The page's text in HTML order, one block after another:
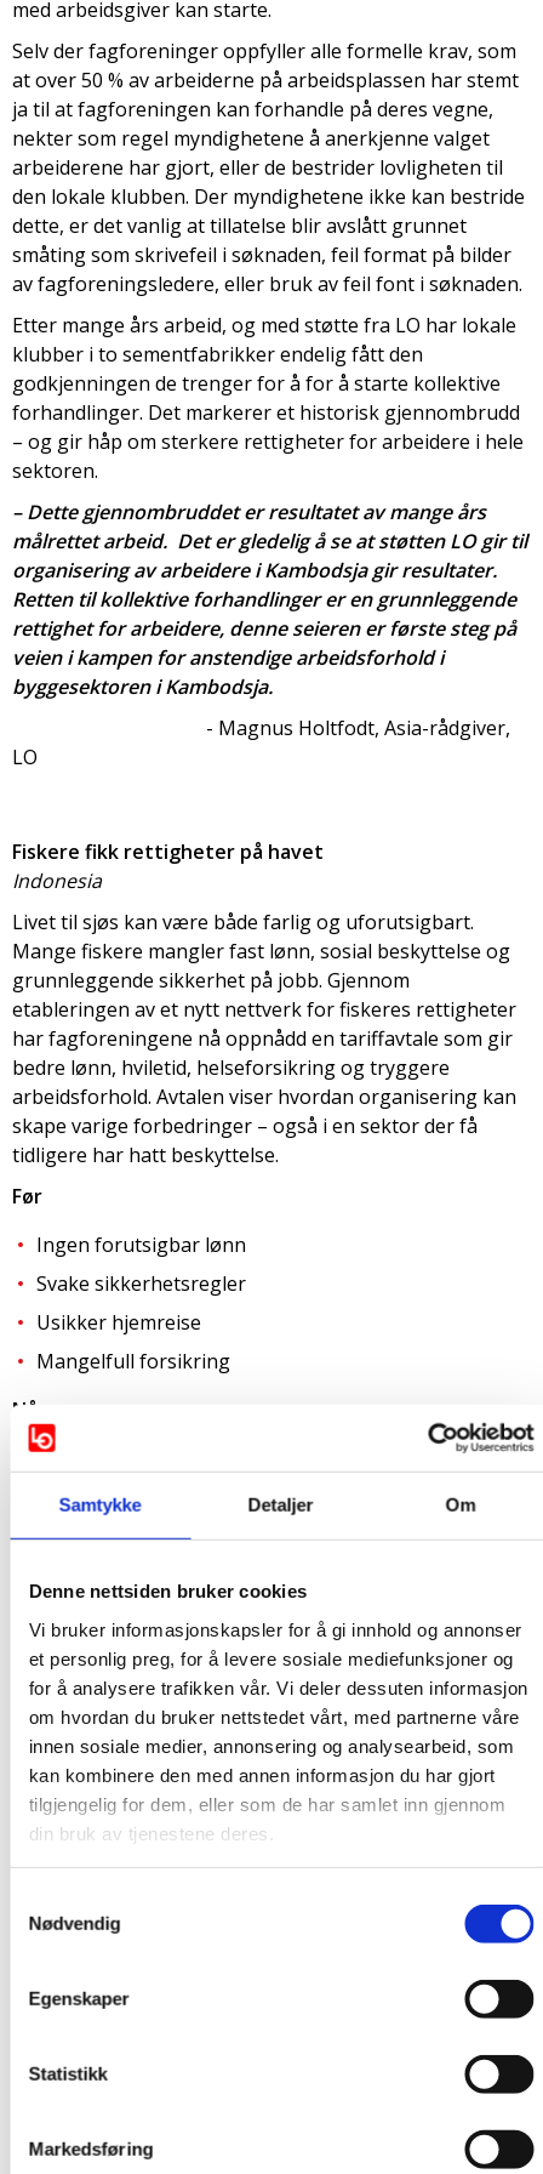
Samtykke Detaljer Om
Denne nettsiden bruker cookies
Vi bruker informasjonskapsler for å gi innhold og annonser
et personlig preg, for å levere sosiale mediefunksjoner og
for å analysere trafikken vår. Vi deler dessuten informasjon
om hvordan du bruker nettstedet vårt, med partnerne våre
innen sosiale medier, annonsering og analysearbeid, som
kan kombinere den med annen informasjon du har gjort
tilgjengelig for dem, eller som de har samlet inn gjennom
din bruk av tjenestene deres.
Nødvendig
Egenskaper
Statistikk
Markedsføring
med arbeidsgiver kan starte.
Selv der fagforeninger oppfyller alle formelle krav, som
at over 50 % av arbeiderne på arbeidsplassen har stemt
ja til at fagforeningen kan forhandle på deres vegne,
nekter som regel myndighetene å anerkjenne valget
arbeiderene har gjort, eller de bestrider lovligheten til
den lokale klubben. Der myndighetene ikke kan bestride
dette, er det vanlig at tillatelse blir avslått grunnet
småting som skrivefeil i søknaden, feil format på bilder
av fagforeningsledere, eller bruk av feil font i søknaden.
Etter mange års arbeid, og med støtte fra LO har lokale
klubber i to sementfabrikker endelig fått den
godkjenningen de trenger for å for å starte kollektive
forhandlinger. Det markerer et historisk gjennombrudd
– og gir håp om sterkere rettigheter for arbeidere i hele
sektoren.
– Dette gjennombruddet er resultatet av mange års
målrettet arbeid. Det er gledelig å se at støtten LO gir til
organisering av arbeidere i Kambodsja gir resultater.
Retten til kollektive forhandlinger er en grunnleggende
rettighet for arbeidere, denne seieren er første steg på
veien i kampen for anstendige arbeidsforhold i
byggesektoren i Kambodsja.
- Magnus Holtfodt, Asia-rådgiver,
LO
Fiskere fikk rettigheter på havet
Indonesia
Livet til sjøs kan være både farlig og uforutsigbart.
Mange fiskere mangler fast lønn, sosial beskyttelse og
grunnleggende sikkerhet på jobb. Gjennom
etableringen av et nytt nettverk for fiskeres rettigheter
har fagforeningene nå oppnådd en tariffavtale som gir
bedre lønn, hviletid, helseforsikring og tryggere
arbeidsforhold. Avtalen viser hvordan organisering kan
skape varige forbedringer – også i en sektor der få
tidligere har hatt beskyttelse.
Før
Ingen forutsigbar lønn
Svake sikkerhetsregler
Usikker hjemreise
Mangelfull forsikring
Nå
Garantert lønn
Overtidsbetaling
Sykelønn
Hviletid
Ekstrem varme skal ikke koste liv og helse
Ghana
For bygningsarbeidere i Ghana er ekstrem varme en del
arbeidet foregår utendørs. Gjennom nye tariffavtaler har
fagbevegelsen fått gjennom krav om blant annet skygge
verneutstyr. Klimaendringer rammer arbeidsfolk først.
-Ekstrem varme er blitt en del av arbeidshverdagen for
mange arbeidere. Dette viser hvordan tariffavtaler kan
brukes til å beskytte arbeidstakere også mot